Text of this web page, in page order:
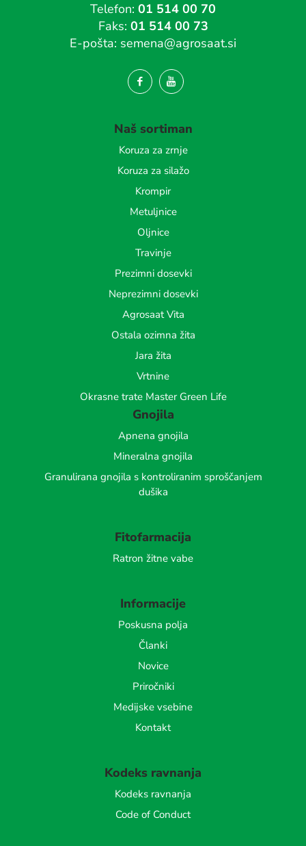
Telefon: 01 514 00 70
Faks: 01 514 00 73
E-pošta: semena@agrosaat.si
Naš sortiman
Koruza za zrnje
Koruza za silažo
Krompir
Metuljnice
Oljnice
Travinje
Prezimni dosevki
Neprezimni dosevki
Agrosaat Vita
Ostala ozimna žita
Jara žita
Vrtnine
Okrasne trate Master Green Life
Gnojila
Apnena gnojila
Mineralna gnojila
Granulirana gnojila s kontroliranim sproščanjem
dušika
Fitofarmacija
Ratron žitne vabe
Informacije
Poskusna polja
Članki
Novice
Priročniki
Medijske vsebine
Kontakt
Kodeks ravnanja
Kodeks ravnanja
Code of Conduct